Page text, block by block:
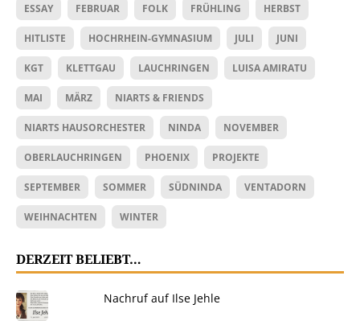
ESSAY FEBRUAR FOLK FRÜHLING HERBST
HITLISTE HOCHRHEIN-GYMNASIUM JULI JUNI
KGT KLETTGAU LAUCHRINGEN LUISA AMIRATU
MAI MÄRZ NIARTS & FRIENDS
NIARTS HAUSORCHESTER NINDA NOVEMBER
OBERLAUCHRINGEN PHOENIX PROJEKTE
SEPTEMBER SOMMER SÜDNINDA VENTADORN
WEIHNACHTEN WINTER
DERZEIT BELIEBT…
Nachruf auf Ilse Jehle